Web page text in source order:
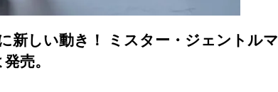
新しい動き！ ミスター・ジェントルマ
売。